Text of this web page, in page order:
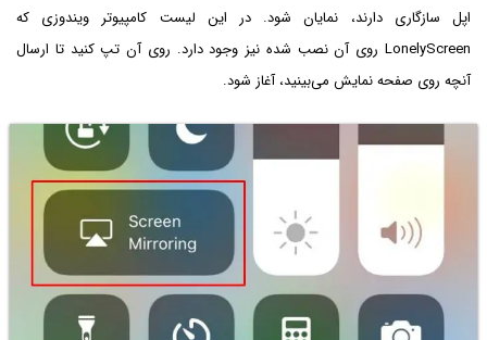
اپل سازگاری دارند، نمایان شود. در این لیست کامپیوتر ویندوزی که
LonelyScreen روی آن نصب شده نیز وجود دارد. روی آن تپ کنید تا ارسال
آنچه روی صفحه نمایش می‌بینید، آغاز شود.